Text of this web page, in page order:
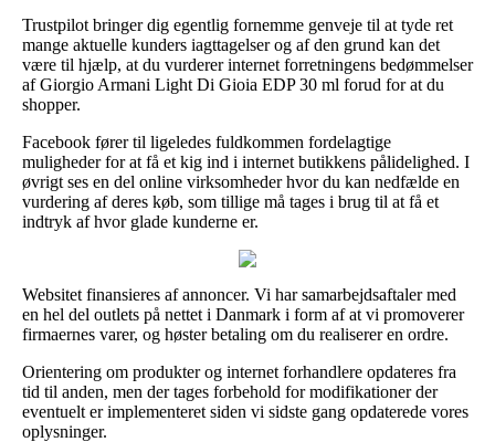
Trustpilot bringer dig egentlig fornemme genveje til at tyde ret
mange aktuelle kunders iagttagelser og af den grund kan det
være til hjælp, at du vurderer internet forretningens bedømmelser
af Giorgio Armani Light Di Gioia EDP 30 ml forud for at du
shopper.
Facebook fører til ligeledes fuldkommen fordelagtige
muligheder for at få et kig ind i internet butikkens pålidelighed. I
øvrigt ses en del online virksomheder hvor du kan nedfælde en
vurdering af deres køb, som tillige må tages i brug til at få et
indtryk af hvor glade kunderne er.
Websitet finansieres af annoncer. Vi har samarbejdsaftaler med
en hel del outlets på nettet i Danmark i form af at vi promoverer
firmaernes varer, og høster betaling om du realiserer en ordre.
Orientering om produkter og internet forhandlere opdateres fra
tid til anden, men der tages forbehold for modifikationer der
eventuelt er implementeret siden vi sidste gang opdaterede vores
oplysninger.